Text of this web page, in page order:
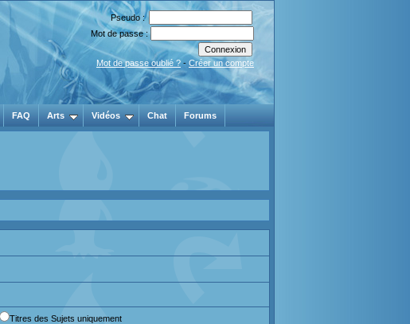
Pseudo :
Mot de passe :
Mot de passe oublié ? - Créer un compte
FAQ Arts Vidéos Chat Forums
Titres des Sujets uniquement